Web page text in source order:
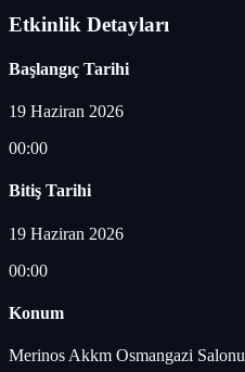
Etkinlik Detayları
Başlangıç Tarihi
19 Haziran 2026
00:00
Bitiş Tarihi
19 Haziran 2026
00:00
Konum
Merinos Akkm Osmangazi Salonu